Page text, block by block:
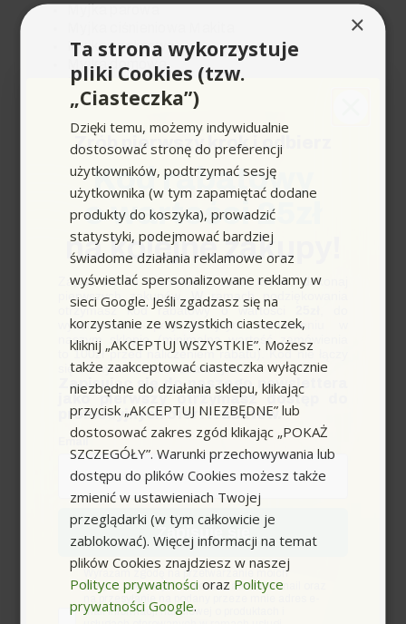
Myjka parowa
Myjka spalinowa
Myjka domowa
Mop elektryczny
Myjka do okien
Myjka parowa
Myjki Karcher
Makita
Myjki do okien Karcher
Myjka do podłóg
Mini pilarka akumulatorowa
Myjka do kostki brukowej
Mop do mycia podłóg
Mini piła
N
Nilfisk
Nożyce do żywopłotu akumulatorowe
Nożyce akumulatorowe
O
Olej do agregatu
Odkurzacz piorący ranking
Odkurzacz piorący Karcher
×
Ta strona wykorzystuje
pliki Cookies (tzw.
„Ciasteczka”)
Dzięki temu, możemy indywidualnie
dostosować stronę do preferencji
użytkowników, podtrzymać sesję
użytkownika (w tym zapamiętać dodane
produkty do koszyka), prowadzić
statystyki, podejmować bardziej
świadome działania reklamowe oraz
wyświetlać spersonalizowane reklamy w
sieci Google. Jeśli zgadzasz się na
korzystanie ze wszystkich ciasteczek,
kliknij „AKCEPTUJ WSZYSTKIE”. Możesz
także zaakceptować ciasteczka wyłącznie
niezbędne do działania sklepu, klikając
przycisk „AKCEPTUJ NIEZBĘDNE” lub
dostosować zakres zgód klikając „POKAŻ
SZCZEGÓŁY”. Warunki przechowywania lub
dostępu do plików Cookies możesz także
zmienić w ustawieniach Twojej
przeglądarki (w tym całkowicie je
zablokować). Więcej informacji na temat
plików Cookies znajdziesz w naszej
Polityce prywatności oraz Polityce
prywatności Google.
Zrób pierwszy krok i odbierz
Kod rabatowy
o wartości 25zł
na kolejne zakupy!
Zapisz się do newslettera, załóż konto i dokonaj
pierwszych zakupów. W ramach podziękowania
otrzymasz kod rabatowy o wartości
wykorzystania przy kolejnym zamówieniu w
naszym sklepie (minimalna wartość zamówienia
to 100zł przed naliczeniem rabatu). Kod nie łączy
się z innymi kodami rabatowymi.
Zapisując się do naszego newslettera
jako pierwszy otrzymasz dostęp do
promocyjnych ofert i rabatów.
Zapisuję się
zgodaWyrażam zgodę na przetwarzanie moich
danych osobowych w postaci adresu e-mail oraz
na przesyłanie na podany przeze mnie adres e-
mail informacji handlowej o produktach i